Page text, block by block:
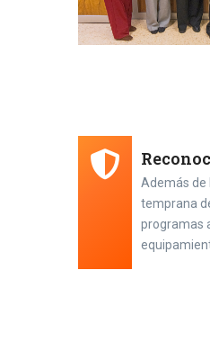
Además de
temprana
programas